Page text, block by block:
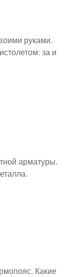
руками.
за и
арматуры.
Какие